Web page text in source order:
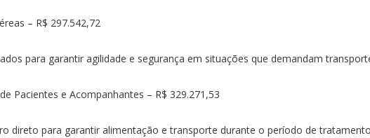
– R$ 297.542,72
para garantir agilidade e segurança em situações que demandam
Pacientes e Acompanhantes – R$ 329.271,53
direto para garantir alimentação e transporte durante o período de